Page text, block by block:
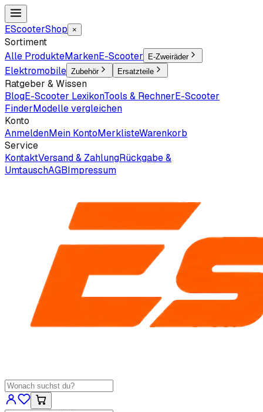
EScooterShop ×
Sortiment
Alle ProdukteMarkenE-Scooter E-Zweiräder
Elektromobile Zubehör Ersatzteile
Ratgeber & Wissen
BlogE-Scooter LexikonTools & RechnerE-Scooter
FinderModelle vergleichen
Konto
AnmeldenMein KontoMerklisteWarenkorb
Service
KontaktVersand & ZahlungRückgabe &
UmtauschAGBImpressum